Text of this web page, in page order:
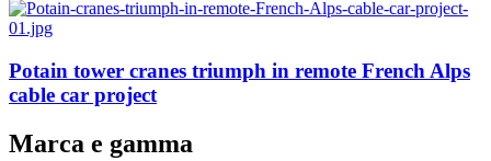
Potain tower cranes triumph in remote French Alps
cable car project
Marca e gamma